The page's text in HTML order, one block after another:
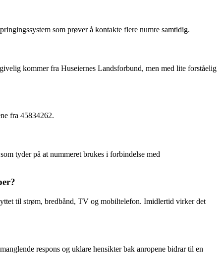
som prøver å kontakte flere numre samtidig.
kommer fra Huseiernes Landsforbund, men med lite forståelig
fra 45834262.
tyder på at nummeret brukes i forbindelse med
til strøm, bredbånd, TV og mobiltelefon. Imidlertid virker det
respons og uklare hensikter bak anropene bidrar til en